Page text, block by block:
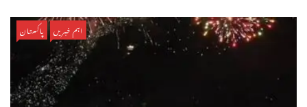
اہم خبریں پاکستان